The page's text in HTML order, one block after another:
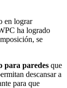
en lograr
ha logrado
se
para paredes que
descansar a
para que